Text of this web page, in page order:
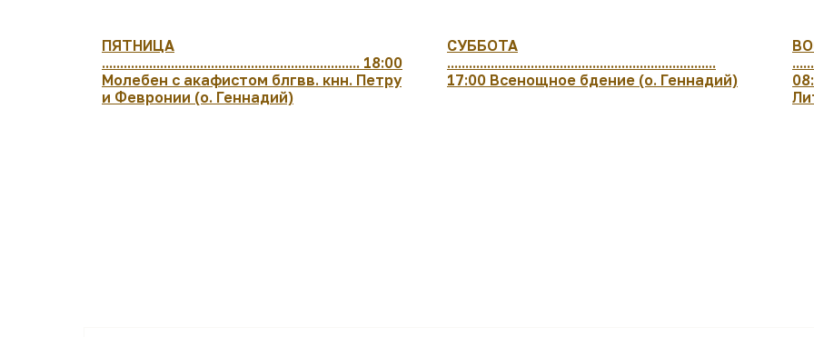
ПЯТНИЦА
....................................................................... 18:00
Молебен с акафистом блгвв. кнн. Петру
и Февронии (о. Геннадий)
СУББОТА
..........................................................................
17:00 Всенощное бдение (о. Геннадий)